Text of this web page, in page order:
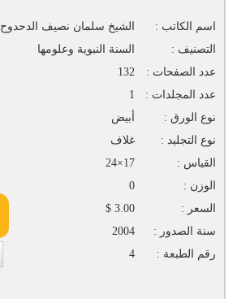
اسم الكاتب :
الشيخ سلمان نصيف الدحدوح
التصنيف :
السنة النبوية وعلومها
عدد الصفحات :
132
عدد المجلدات :
1
نوع الورق :
أبيض
نوع التجليد :
غلاف
القياس :
17×24
الوزن :
0
السعر :
3.00 $
سنة الصدور :
2004
رقم الطبعة :
4